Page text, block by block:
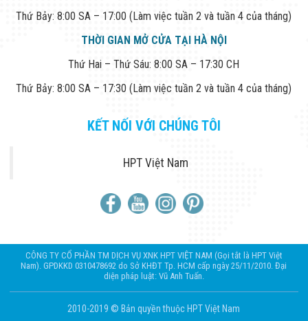
Thứ Bảy: 8:00 SA – 17:00 (Làm việc tuần 2 và tuần 4 của tháng)
THỜI GIAN MỞ CỬA TẠI HÀ NỘI
Thứ Hai – Thứ Sáu: 8:00 SA – 17:30 CH
Thứ Bảy: 8:00 SA – 17:30 (Làm việc tuần 2 và tuần 4 của tháng)
KẾT NỐI VỚI CHÚNG TÔI
HPT Việt Nam
CÔNG TY CỔ PHẦN TM DỊCH VỤ XNK HPT VIỆT NAM (Gọi tắt là HPT Việt
Nam). GPDKKD 0310478692 do Sở KHĐT Tp. HCM cấp ngày 25/11/2010. Đại
diện pháp luật: Vũ Anh Tuấn.
2010-2019 © Bản quyền thuộc HPT Việt Nam